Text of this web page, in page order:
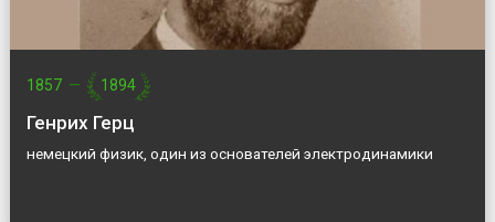
1857 — 1894
Генрих Герц
немецкий физик, один из основателей электродинамики